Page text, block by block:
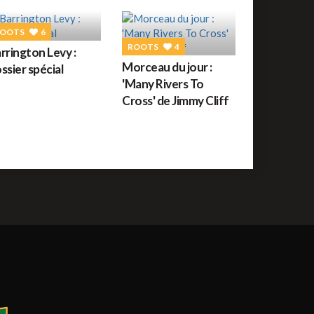
56
du jour : War de Bob Marley
6
Levy :
spécial
ROOTS 4
Morceau du jour :
'Many Rivers To
Cross' de Jimmy Cliff